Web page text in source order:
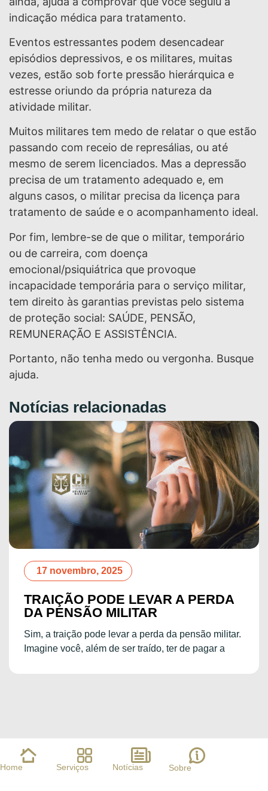
indicação médica para tratamento.
Eventos estressantes podem desencadear
episódios depressivos, e os militares, muitas
vezes, estão sob forte pressão hierárquica e
estresse oriundo da própria natureza da
atividade militar.
Muitos militares tem medo de relatar o que estão
passando com receio de represálias, ou até
mesmo de serem licenciados. Mas a depressão
precisa de um tratamento adequado e, em
alguns casos, o militar precisa da licença para
tratamento de saúde e o acompanhamento ideal.
Por fim, lembre-se de que o militar, temporário
ou de carreira, com doença
emocional/psiquiátrica que provoque
incapacidade temporária para o serviço militar,
tem direito às garantias previstas pelo sistema
de proteção social: SAÚDE, PENSÃO,
REMUNERAÇÃO E ASSISTÊNCIA.
Portanto, não tenha medo ou vergonha. Busque
ajuda.
Notícias relacionadas
1 setembro, 2025
STF DECLARA
INCONSTITUCIONAL A
CONCURSO
Home Serviços Notícias Sobre